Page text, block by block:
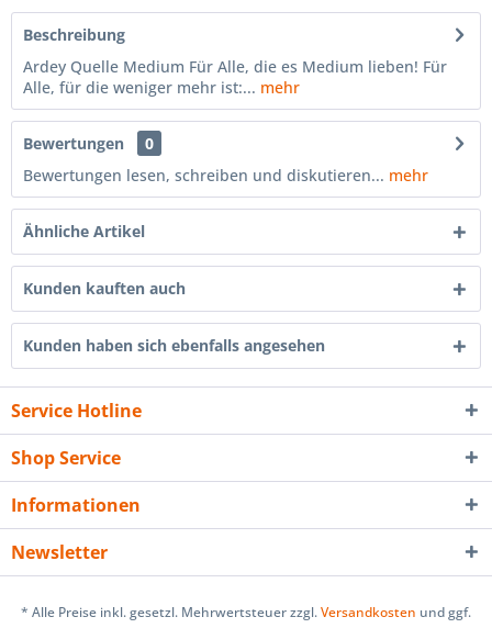
Beschreibung
Ardey Quelle Medium Für Alle, die es Medium lieben! Für
Alle, für die weniger mehr ist:... mehr
Bewertungen
0
Bewertungen lesen, schreiben und diskutieren... mehr
Ähnliche Artikel
Kunden kauften auch
Kunden haben sich ebenfalls angesehen
Service Hotline
Shop Service
Informationen
Newsletter
* Alle Preise inkl. gesetzl. Mehrwertsteuer zzgl.Versandkosten und ggf.